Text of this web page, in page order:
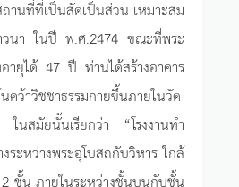
านที่ที่เป็นสัดเป็นส่วน เหมาะสม
วนา ในปี พ.ศ.2474 ขณะที่พระ
ายุได้ 47 ปี ท่านได้สร้างอาคาร
คว้าวิชชาธรรมกายขึ้นภายในวัด
นสมัยนั้นเรียกว่า “โรงงานทำ
ระหว่างพระอุโบสถกับวิหาร ใกล้
2 ชั้น ภายในระหว่างชั้นบนกับชั้น